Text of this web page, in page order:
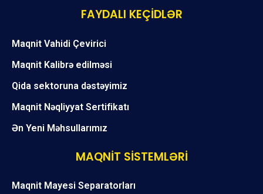
FAYDALI KEÇİDLƏR
Maqnit Vahidi Çevirici
Maqnit Kalibrə edilməsi
Qida sektoruna dəstəyimiz
Maqnit Nəqliyyat Sertifikatı
Ən Yeni Məhsullarımız
MAQNİT SİSTEMLƏRİ
Maqnit Mayesi Separatorları